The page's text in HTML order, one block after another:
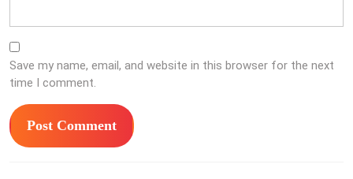
Save my name, email, and website in this browser for the next
time I comment.